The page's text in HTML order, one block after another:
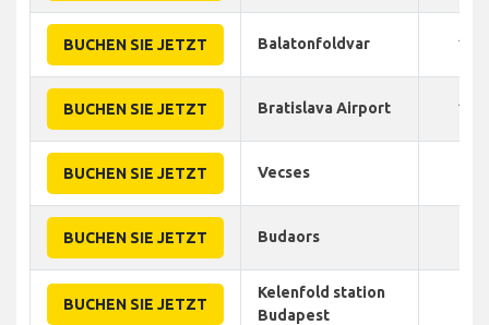
BUCHEN SIE JETZT Balatonfoldvar 100
BUCHEN SIE JETZT Bratislava Airport 160
BUCHEN SIE JETZT Vecses
BUCHEN SIE JETZT Budaors
BUCHEN SIE JETZT
Kelenfold station
Budapest